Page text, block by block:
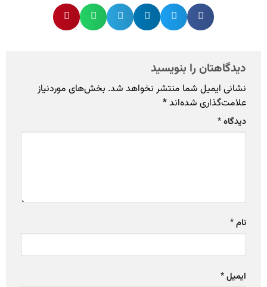
دیدگاهتان را بنویسید
نشانی ایمیل شما منتشر نخواهد شد. بخش‌های موردنیاز
علامت‌گذاری شده‌اند*
دیدگاه*
نام*
ایمیل*